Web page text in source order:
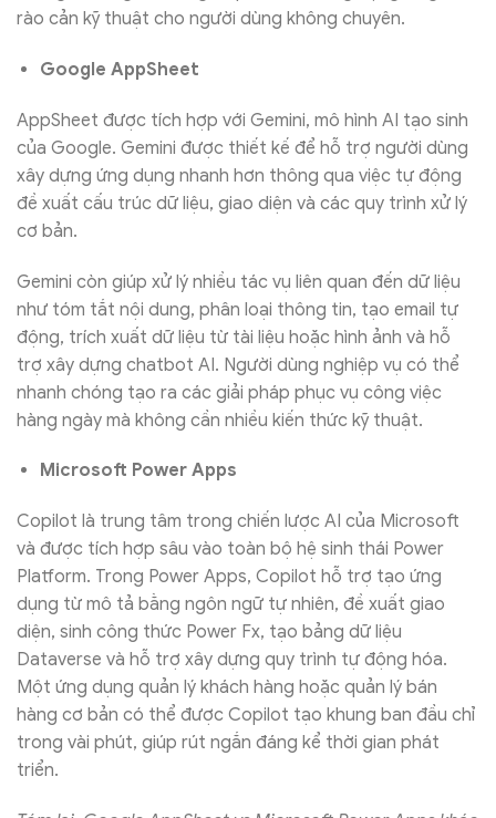
rào cản kỹ thuật cho người dùng không chuyên.
Google AppSheet
AppSheet được tích hợp với Gemini, mô hình AI tạo sinh
của Google. Gemini được thiết kế để hỗ trợ người dùng
xây dựng ứng dụng nhanh hơn thông qua việc tự động
đề xuất cấu trúc dữ liệu, giao diện và các quy trình xử lý
cơ bản.
Gemini còn giúp xử lý nhiều tác vụ liên quan đến dữ liệu
như tóm tắt nội dung, phân loại thông tin, tạo email tự
động, trích xuất dữ liệu từ tài liệu hoặc hình ảnh và hỗ
trợ xây dựng chatbot AI. Người dùng nghiệp vụ có thể
nhanh chóng tạo ra các giải pháp phục vụ công việc
hàng ngày mà không cần nhiều kiến thức kỹ thuật.
Microsoft Power Apps
Copilot là trung tâm trong chiến lược AI của Microsoft
và được tích hợp sâu vào toàn bộ hệ sinh thái Power
Platform. Trong Power Apps, Copilot hỗ trợ tạo ứng
dụng từ mô tả bằng ngôn ngữ tự nhiên, đề xuất giao
diện, sinh công thức Power Fx, tạo bảng dữ liệu
Dataverse và hỗ trợ xây dựng quy trình tự động hóa.
Một ứng dụng quản lý khách hàng hoặc quản lý bán
hàng cơ bản có thể được Copilot tạo khung ban đầu chỉ
trong vài phút, giúp rút ngắn đáng kể thời gian phát
triển.